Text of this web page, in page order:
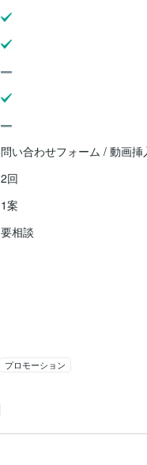
問い合わせフォーム / 動画挿
2回
1案
要相談
プロモーション